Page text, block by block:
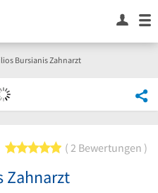
Bursianis Zahnarzt
5 von 5 Sternen
2 Bewertungen
Zahnarzt